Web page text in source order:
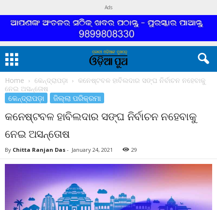
Ads
Home କେନ୍ଦ୍ରାପଡ଼ା
କନେଷ୍ଟବଳ ହାବିଲଦାର ସଙ୍ଘ ନିର୍ବାଚନ ନହେବାକୁ
ନେଇ ଅସନ୍ତୋଷ
କେନ୍ଦ୍ରାପଡ଼ା ଜିଲ୍ଲା ପରିକ୍ରମା
କନେଷ୍ଟବଳ ହାବିଲଦାର ସଙ୍ଘ ନିର୍ବାଚନ ନହେବାକୁ
ନେଇ ଅସନ୍ତୋଷ
By Chitta Ranjan Das - January 24, 2021 29